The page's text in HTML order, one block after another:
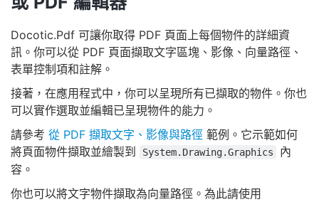
Docotic.Pdf 可讓你取得 PDF 頁面上每個物件的詳細資
訊。你可以從 PDF 頁面擷取文字區塊、影像、向量路徑、
表單控制項和註解。
接著，在應用程式中，你可以呈現所有已擷取的物件。你也
可以實作選取並編輯已呈現物件的能力。
請參考 從 PDF 擷取文字、影像與路徑 範例。它示範如何
將頁面物件擷取並繪製到
System.Drawing.Graphics
內
容。
你也可以將文字物件擷取為向量路徑。為此請使用